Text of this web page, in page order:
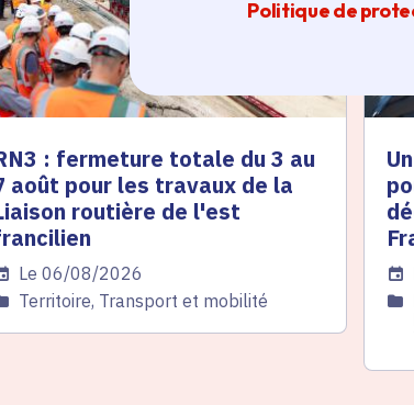
Politique de
: fermeture totale du 3 au
août pour les travaux de la
routière de l'est
de l'arrêté
Le 06/08/2026
Territoire, Transport et mobilité